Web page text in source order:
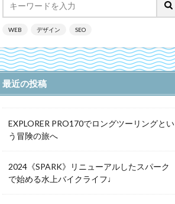
WEB デザイン SEO
最近の投稿
EXPLORER PRO170でロングツーリングとい
う冒険の旅へ
2024《SPARK》リニューアルしたスパーク
で始める水上バイクライフ♩